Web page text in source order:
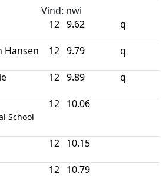
Vind: nwi
12 9.62 q
Hansen 12 9.79 q
12 9.89 q
School
12 10.06
12 10.15
12 10.79